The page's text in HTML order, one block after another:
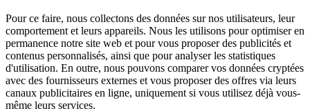
Pour ce faire, nous collectons des données sur nos utilisateurs, leur
comportement et leurs appareils. Nous les utilisons pour optimiser en
permanence notre site web et pour vous proposer des publicités et
contenus personnalisés, ainsi que pour analyser les statistiques
d'utilisation. En outre, nous pouvons comparer vos données cryptées
avec des fournisseurs externes et vous proposer des offres via leurs
canaux publicitaires en ligne, uniquement si vous utilisez déjà vous-
même leurs services.